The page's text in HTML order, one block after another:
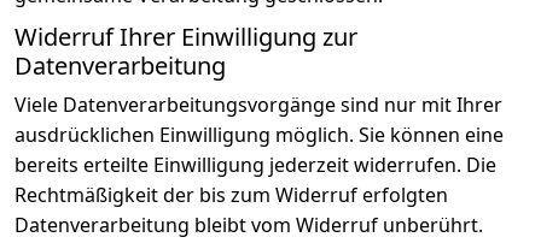
Widerruf Ihrer Einwilligung zur
Datenverarbeitung
Viele Datenverarbeitungsvorgänge sind nur mit Ihrer
ausdrücklichen Einwilligung möglich. Sie können eine
bereits erteilte Einwilligung jederzeit widerrufen. Die
Rechtmäßigkeit der bis zum Widerruf erfolgten
Datenverarbeitung bleibt vom Widerruf unberührt.